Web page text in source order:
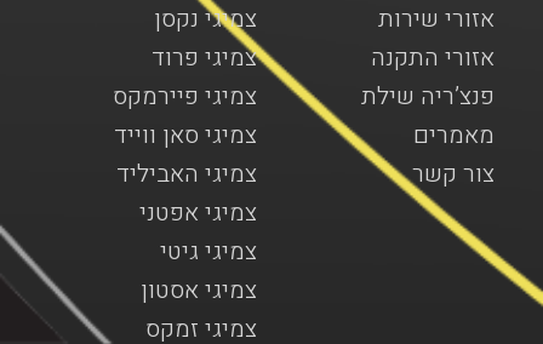
צמיגי נקסן
צמיגי פרוד
צמיגי פיירמקס
צמיגי סאן ווייד
צמיגי האביליד
צמיגי אפטני
צמיגי גיטי
צמיגי אסטון
צמיגי זמקס
אזורי שירות
אזורי התקנה
פנצ’ריה שילת
מאמרים
צור קשר